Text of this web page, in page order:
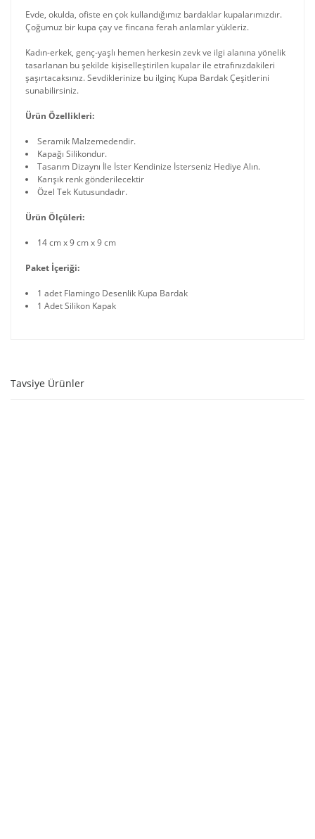
Evde, okulda, ofiste en çok kullandığımız bardaklar kupalarımızdır.
Çoğumuz bir kupa çay ve fincana ferah anlamlar yükleriz.
Kadın-erkek, genç-yaşlı hemen herkesin zevk ve ilgi alanına yönelik
tasarlanan bu şekilde kişiselleştirilen kupalar ile etrafınızdakileri
şaşırtacaksınız. Sevdiklerinize bu ilginç Kupa Bardak Çeşitlerini
sunabilirsiniz.
Ürün Özellikleri:
Seramik Malzemedendir.
Kapağı Silikondur.
Tasarım Dizaynı İle İster Kendinize İsterseniz Hediye Alın.
Karışık renk gönderilecektir
Özel Tek Kutusundadır.
Ürün Ölçüleri:
14 cm x 9 cm x 9 cm
Paket İçeriği:
1 adet Flamingo Desenlik Kupa Bardak
1 Adet Silikon Kapak
Tavsiye Ürünler